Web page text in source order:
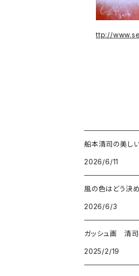
ttp://
船本清司の美し
2026/6/11
風の色はどう決
2026/6/3
ガッシュ画 清司
2025/2/19